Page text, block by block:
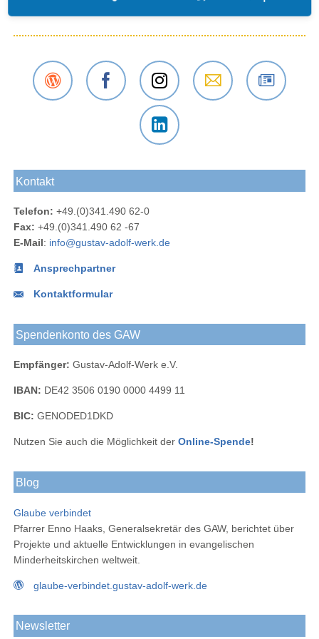
Blog
bei
Das
Gustav-
Adolf-
bei
Werk
Adolf-
Kontakt
Telefon: +49.(0)341.490 62-0
Fax: +49.(0)341.490 62 -67
E-Mail: info@gustav-adolf-werk.de
Ansprechpartner
Kontaktformular
Spendenkonto des GAW
Empfänger: Gustav-Adolf-Werk e.V.
IBAN: DE42 3506 0190 0000 4499 11
BIC: GENODED1DKD
Nutzen Sie auch die Möglichkeit der Online-Spende!
Blog
Glaube verbindet
Pfarrer Enno Haaks, Generalsekretär des GAW, berichtet über
Projekte und aktuelle Entwicklungen in evangelischen
Minderheitskirchen weltweit.
glaube-verbindet.gustav-adolf-werk.de
Newsletter